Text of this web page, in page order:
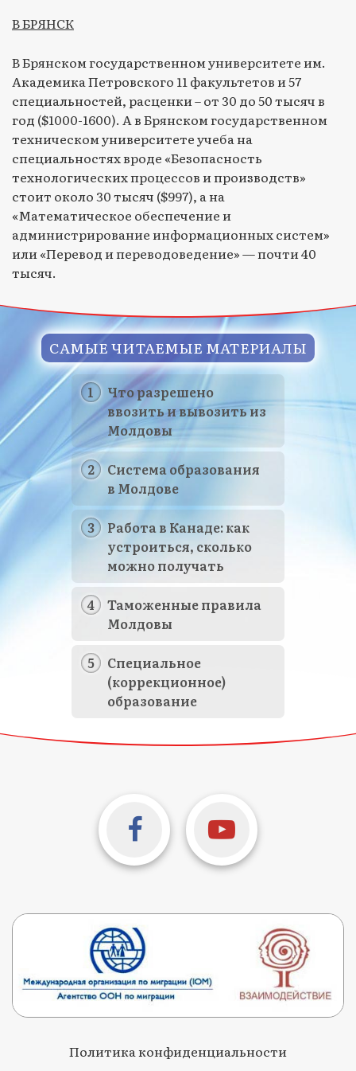
В БРЯНСК
В Брянском государственном университете им.
Академика Петровского 11 факультетов и 57
специальностей, расценки – от 30 до 50 тысяч в
год ($1000-1600). А в Брянском государственном
техническом университете учеба на
специальностях вроде «Безопасность
технологических процессов и производств»
стоит около 30 тысяч ($997), а на
«Математическое обеспечение и
администрирование информационных систем»
или «Перевод и переводоведение» — почти 40
тысяч.
САМЫЕ ЧИТАЕМЫЕ МАТЕРИАЛЫ
Что разрешено
ввозить и вывозить из
Молдовы
Система образования
в Молдове
Работа в Канаде: как
устроиться, сколько
можно получать
Таможенные правила
Молдовы
Специальное
(коррекционное)
образование
Политика конфиденциальности